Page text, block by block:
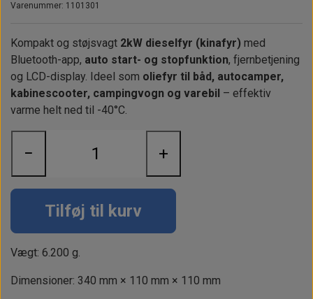
Paneler & Kontakter
Sikringer
Tilbehør
Brændstoftank
Gori propeller
instrumenter
Børster & Svampe m.m.
El-artikler
Tøj
Diverse
Tovværk & fortøjning
Strøm
Gavekort
Udlejning af bådudstyr
Fordele hos Shop12volt
Kontakt
Forhandler login
Varenummer: 1101301
Kompakt og støjsvagt 2kW dieselfyr (kinafyr) med
Bluetooth-app, auto start- og stopfunktion, fjernbetjening
og LCD-display. Ideel som oliefyr til båd, autocamper,
kabinescooter, campingvogn og varebil – effektiv
varme helt ned til -40°C.
− +
Tilføj til kurv
Vægt: 6.200 g.
Dimensioner: 340 mm × 110 mm × 110 mm